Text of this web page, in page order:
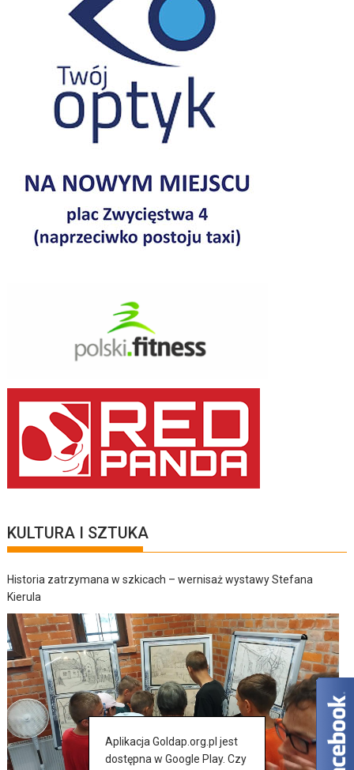
KULTURA I SZTUKA
Historia zatrzymana w szkicach – wernisaż wystawy Stefana
Kierula
Aplikacja Goldap.org.pl jest
dostępna w Google Play. Czy